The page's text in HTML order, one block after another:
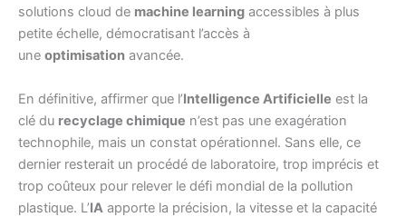
solutions cloud de machine learning accessibles à plus
petite échelle, démocratisant l’accès à
une optimisation avancée.
En définitive, affirmer que l’Intelligence Artificielle est la
clé du recyclage chimique n’est pas une exagération
technophile, mais un constat opérationnel. Sans elle, ce
dernier resterait un procédé de laboratoire, trop imprécis et
trop coûteux pour relever le défi mondial de la pollution
plastique. L’IA apporte la précision, la vitesse et la capacité